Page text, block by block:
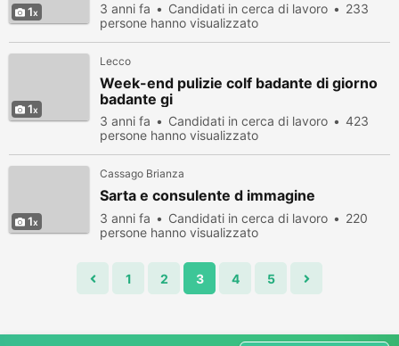
1 3 anni fa Candidati in cerca di lavoro
233
persone hanno visualizzato
1
Lecco
Week-end pulizie colf badante di giorno
badante gi
3 anni fa Candidati in cerca di lavoro
423
persone hanno visualizzato
1
Cassago Brianza
Sarta e consulente d immagine
3 anni fa Candidati in cerca di lavoro
220
persone hanno visualizzato
1 2 3 4 5